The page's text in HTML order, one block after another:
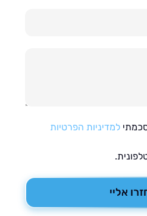
הפרטיות